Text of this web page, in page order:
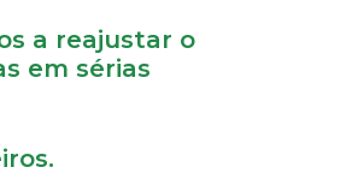
a reajustar o
em sérias